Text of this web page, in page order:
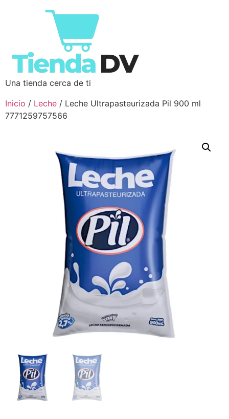
Una tienda cerca de ti
Inicio / Leche / Leche Ultrapasteurizada Pil 900 ml
7771259757566